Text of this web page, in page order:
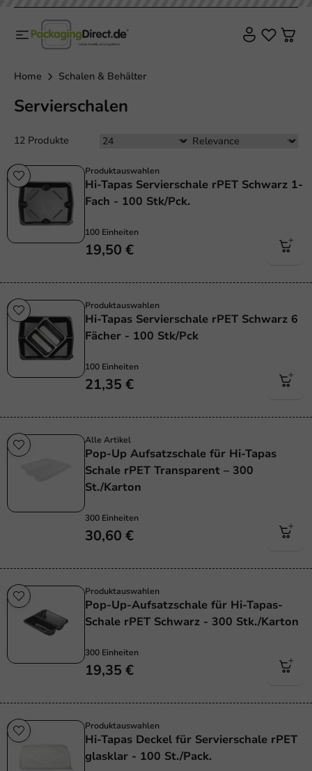
Home Schalen & Behälter
Servierschalen
12 Produkte
Produktauswahlen
Hi-Tapas Servierschale rPET Schwarz 1-
Fach - 100 Stk/Pck.
100 Einheiten
19,50 €
Produktauswahlen
Hi-Tapas Servierschale rPET Schwarz 6
Fächer - 100 Stk/Pck
100 Einheiten
21,35 €
Alle Artikel
Pop-Up Aufsatzschale für Hi-Tapas
Schale rPET Transparent – 300
St./Karton
300 Einheiten
30,60 €
Produktauswahlen
Pop-Up-Aufsatzschale für Hi-Tapas-
Schale rPET Schwarz - 300 Stk./Karton
300 Einheiten
19,35 €
Produktauswahlen
Hi-Tapas Deckel für Servierschale rPET
glasklar - 100 St./Pack.